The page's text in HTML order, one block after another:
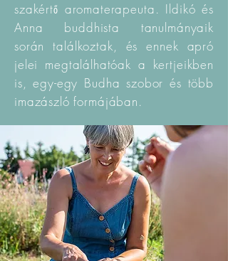
szakértő aromaterapeuta. Ildikó és
Anna buddhista tanulmányaik
során találkoztak, és ennek apró
jelei megtalálhatóak a kertjeikben
is, egy-egy Budha szobor és több
imazászló formájában.